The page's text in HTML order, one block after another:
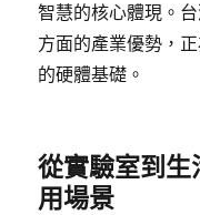
智慧的核心體現。
方面的產業優勢，
的硬體基礎。
從實驗室到
用場景